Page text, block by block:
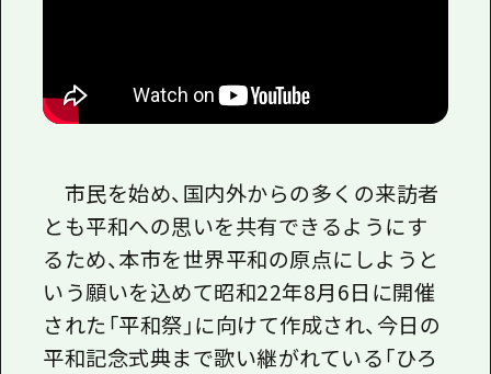
市民を始め、国内外からの多くの来訪者
とも平和への思いを共有できるようにす
るため、本市を世界平和の原点にしようと
いう願いを込めて昭和22年8月6日に開催
された「平和祭」に向けて作成され、今日の
平和記念式典まで歌い継がれている「ひろ